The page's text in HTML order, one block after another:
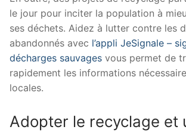
le jour pour inciter la population à
ses déchets. Aidez à lutter contre les
abandonnés avec l’appli JeSignale –
décharges sauvages vous permet de
rapidement les informations
locales.
Adopter le recyclage et